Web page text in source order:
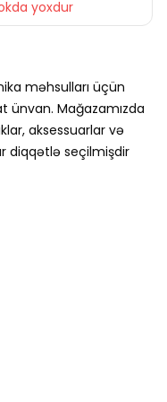
yoxdur
məhsulları üçün
ünvan. Mağazamızda
aksessuarlar və
diqqətlə seçilmişdir